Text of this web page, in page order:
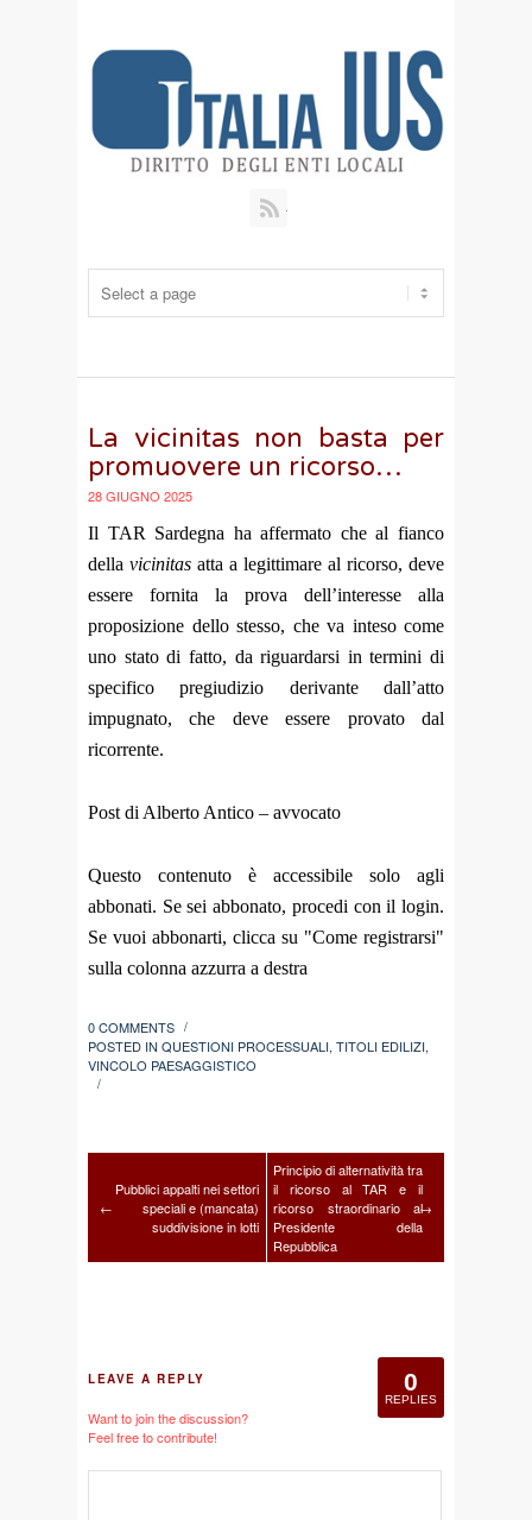
La vicinitas non basta per
promuovere un ricorso…
28 GIUGNO 2025
Il TAR Sardegna ha affermato che al fianco
della vicinitas atta a legittimare al ricorso, deve
essere fornita la prova dell’interesse alla
proposizione dello stesso, che va inteso come
uno stato di fatto, da riguardarsi in termini di
specifico pregiudizio derivante dall’atto
impugnato, che deve essere provato dal
ricorrente.
Post di Alberto Antico – avvocato
Questo contenuto è accessibile solo agli
abbonati. Se sei abbonato, procedi con il login.
Se vuoi abbonarti, clicca su "Come registrarsi"
sulla colonna azzurra a destra
0 COMMENTS /
POSTED IN QUESTIONI PROCESSUALI,TITOLI EDILIZI,
VINCOLO PAESAGGISTICO
/
←
Pubblici appalti nei settori
speciali e (mancata)
suddivisione in lotti
Principio di alternatività tra
il ricorso al TAR e il
ricorso straordinario al
Presidente della
Repubblica
→
0
REPLIES
LEAVE A REPLY
Want to join the discussion?
Feel free to contribute!